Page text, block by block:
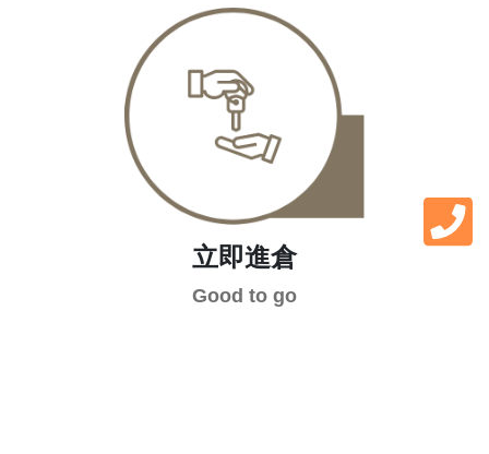
立即進倉
Good to go